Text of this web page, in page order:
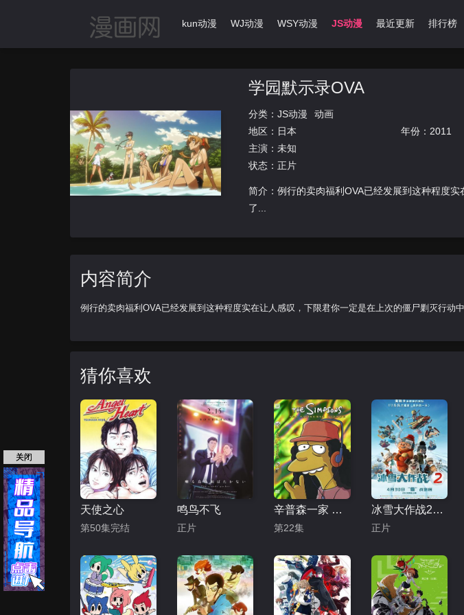
首页 动漫导航 Ikun动漫 WJ动漫 WSY动漫 JS动漫 最近更新 排行榜
学园默示录OVA
分类： JS动漫
动画
地区： 日本 年份： 2011
主演：未知
状态：正片
简介：例行的卖肉福利OVA已经发展到这种程度
了...
内容简介
例行的卖肉福利OVA已经发展到这种程度实在让人感叹，下限君你一定是在上次的僵尸剿灭行动
猜你喜欢
天使之心
第50集完结
鸣鸟不飞
正片
辛普森一家 第十五季
第22集
冰雪大作战2（原声版）
正片
关闭